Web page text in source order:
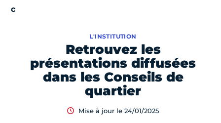
Retrouvez les
présentations diffusées
dans les Conseils de
quartier
L'INSTITUTION
Mise à jour le 24/01/2025